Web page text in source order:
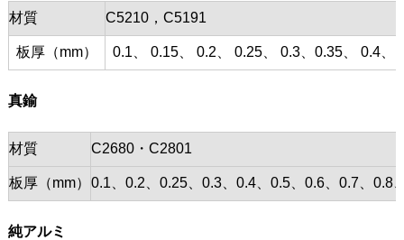
材質 C5210，C5191
板厚（mm） 0.1、 0.15、 0.2、 0.25、 0.3、0.35、 0.4、
真鍮
材質 C2680・C2801
板厚（mm） 0.1、0.2、0.25、0.3、0.4、0.5、0.6、0.7、0.8
純アルミ